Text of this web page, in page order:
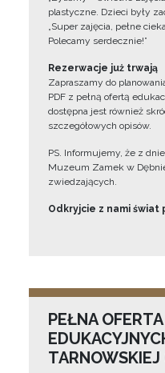
plastyczne. Dzieci były
„Super zajęcia, pełne
Polecamy serdecznie!”
Rezerwacje już trwają
Zapraszamy do
PDF z pełną ofertą
dostępna jest również
szczegółowych opisów.
PS. Informujemy, że z
Muzeum Zamek w
zwiedzających.
Odkryjcie z nami świat
PEŁNA
TARNOWSKIEJ